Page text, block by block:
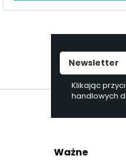
Newsletter
Klikając
handlowych
Ważne